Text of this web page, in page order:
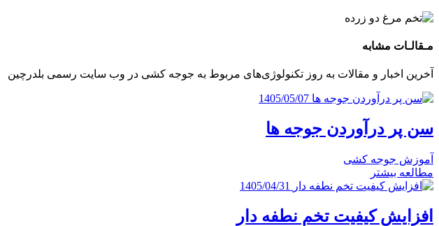
مـقالـات‌ مشابه
آخرین اخبار و مقالات به روز تکنولوژی‌های مربوط به جوجه کشی در وب سایت رسمی بلدرچین
1405/05/07
سن پر درآوردن جوجه ها
آموزش جوجه کشی
مطالعه بیشتر
1405/04/31
افزایش کیفیت تخم نطفه دار